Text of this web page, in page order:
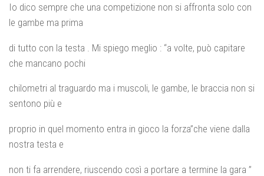
Io dico sempre che una competizione non si affronta solo con
le gambe ma prima
di tutto con la testa . Mi spiego meglio : “a volte, può capitare
che mancano pochi
chilometri al traguardo ma i muscoli, le gambe, le braccia non si
sentono più e
proprio in quel momento entra in gioco la forza”che viene dalla
nostra testa e
non ti fa arrendere, riuscendo così a portare a termine la gara ”